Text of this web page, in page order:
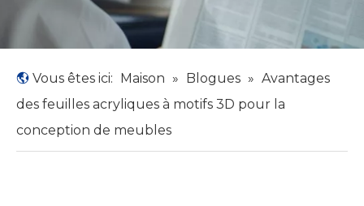
Vous êtes ici: Maison » Blogues » Avantages
des feuilles acryliques à motifs 3D pour la
conception de meubles